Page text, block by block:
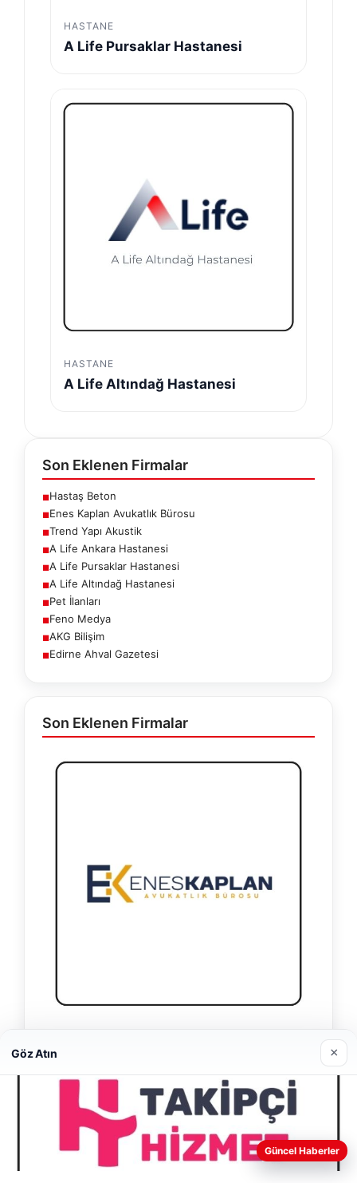
HASTANE
A Life Pursaklar Hastanesi
HASTANE
A Life Altındağ Hastanesi
Son Eklenen Firmalar
■Hastaş Beton
■Enes Kaplan Avukatlık Bürosu
■Trend Yapı Akustik
■A Life Ankara Hastanesi
■A Life Pursaklar Hastanesi
■A Life Altındağ Hastanesi
■Pet İlanları
■Feno Medya
■AKG Bilişim
■Edirne Ahval Gazetesi
Son Eklenen Firmalar
28/04/2026
Web sitemizi nasıl kullandığınızı daha iyi anlayabilmek,
deneyiminizi kişiselleştirmek ve geliştirmek amacıyla çerezler
Göz Atın ×
Güncel Haberler